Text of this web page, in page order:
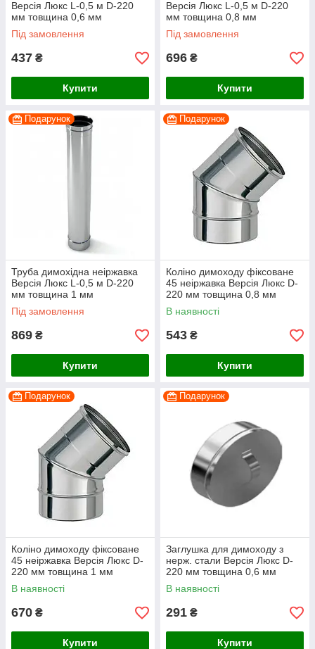
Версія Люкс L-0,5 м D-220
мм товщина 0,6 мм
Під замовлення
437 ₴
Купити
Версія Люкс L-0,5 м D-220
мм товщина 0,8 мм
Під замовлення
696 ₴
Купити
Подарунок
Труба димохідна неіржавка
Версія Люкс L-0,5 м D-220
мм товщина 1 мм
Під замовлення
869 ₴
Купити
Подарунок
Коліно димоходу фіксоване
45 неіржавка Версія Люкс D-
220 мм товщина 0,8 мм
В наявності
543 ₴
Купити
Подарунок
Коліно димоходу фіксоване
45 неіржавка Версія Люкс D-
220 мм товщина 1 мм
В наявності
670 ₴
Купити
Подарунок
Заглушка для димоходу з
нерж. стали Версія Люкс D-
220 мм товщина 0,6 мм
В наявності
291 ₴
Купити